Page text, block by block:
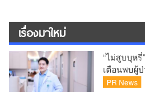
เรื่องมาใหม่
“ไม่สูบบุหรี่
เตือนพบผู้
ขึ้นคนไทย
PR News